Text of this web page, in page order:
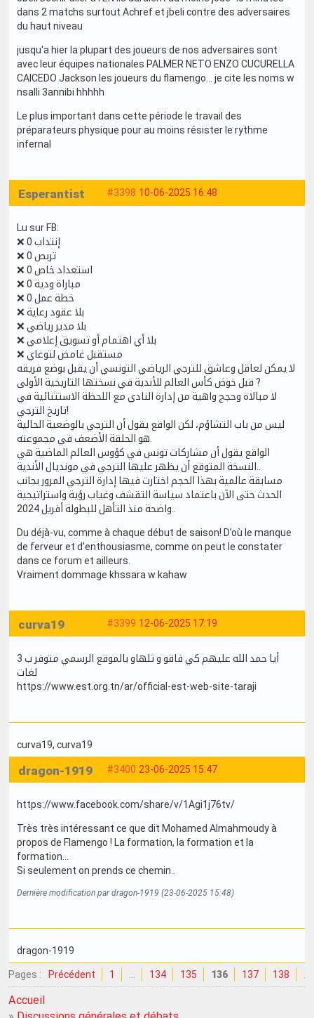
dans 2 matchs surtout Achref et jbeli contre des adversaires
du haut niveau
jusqu'a hier la plupart des joueurs de nos adversaires sont
avec leur équipes nationales PALMER NETO ENZO CUCURELLA
CAICEDO Jackson les joueurs du flamengo... je cite les noms w
nsalli 3annibi hhhhh
Le plus important dans cette période le travail des
préparateurs physique pour au moins résister le rythme
infernal
#3398 10-06-2025 16:48
Esperantist
Lu sur FB:
❌ 0 إنتداب
❌ 0 تربص
❌ 0 استعداد خاص
❌ 0 مباراة ودية
❌ 0 خطة عمل
❌ بلا عقود رعاية
❌ بلا مدير رياضي
❌ بلا أي اهتمام أو تسويق إعلامي
❌ مستقبل غامض لتوغاي
لا يمكن لعاقل وعاشق للترجي الرياضي التونسي أن يقبل بوضع فريقه
قبل خوض كأس العالم للأندية في نسختها التاريخية الأولى ?
لا مبالاة وحجج واهية من إدارة النادي مع اللحظة الاستثنائية في
تاريخ الترجي!
ليس من باب التشاؤم، لكن الواقع يقول أن الترجي بالوضعية الحالية
الواقع يقول أن مشاركات تونس في كؤوس العالم الماضية هي
مسابقة عالمية بهذا الحجم اختارت فيها إدارة الترجي المرور بجانب
الحدث حتى الآن باعتماد سياسة التقشف وغياب رؤية واستراتيجية
Du déjà-vu, comme à chaque début de saison! D’où le manque
de ferveur et d’enthousiasme, comme on peut le constater
dans ce forum et ailleurs.
Vraiment dommage khssara w kahaw
#3399 12-06-2025 17:19
curva19
أيا حمد الله عليهم كي فاقو و تلهاو بالموقع الرسمي متوفر ب 3
لغات
https://www.est.org.tn/ar/official-est-web-site-taraji
curva19, curva19
#3400 23-06-2025 15:47
dragon-1919
https://www.facebook.com/share/v/1Agi1j76tv/
Très très intéressant ce que dit Mohamed Almahmoudy à
propos de Flamengo ! La formation, la formation et la
formation...
Si seulement on prends ce chemin..
Dernière modification par dragon-1919 (23-06-2025 15:48)
dragon-1919
Pages : Précédent 1 134 135 136 137 138
Accueil